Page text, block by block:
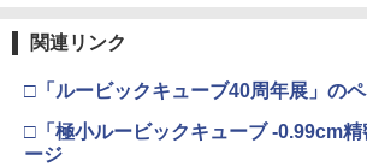
￥1,439
4
タカラトミー
K トランスフォーマー
4
BANDAI SPIRITS(バ
HGAW 機動新世紀ガ
アマスター 1/144ス
ラモデル
コッキングライフル
￥4,761
4
タミヤ(TAMIYA) メイ
ズ No.3 タミヤセメ
型用接着剤 87003
関連リンク
□「ルービックキューブ40周年展」の
□「極小ルービックキューブ -0.99cm
ージ